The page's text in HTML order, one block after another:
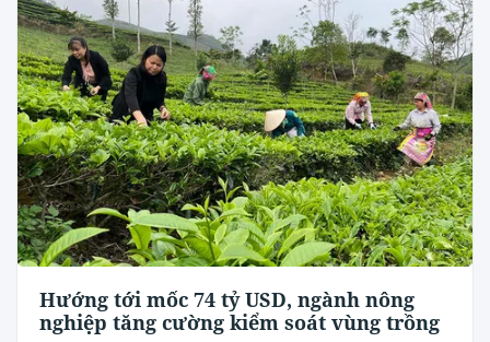
Hướng tới mốc 74 tỷ USD, ngành nông
nghiệp tăng cường kiểm soát vùng trồng